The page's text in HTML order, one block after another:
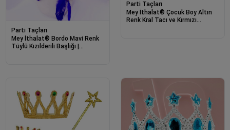
Parti Taçları
Mey İthalat® Bordo Mavi Renk
Tüylü Kızılderili Başlığı |
Parti Taçları
Mey İthalat® Çocuk Boy Altın
Renk Kral Tacı ve Kırmızı